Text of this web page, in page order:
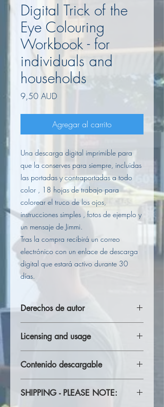
Digital Trick of the
Eye Colouring
Workbook - for
individuals and
households
9,50 AUDPrecio
Agregar al carrito
Una descarga digital imprimible para
que la conserves para siempre, incluidas
las portadas y contraportadas a todo
color , 18 hojas de trabajo para
colorear el truco de los ojos,
instrucciones simples , fotos de ejemplo y
un mensaje de Jimmi.
Tras la compra recibirá un correo
electrónico con un enlace de descarga
digital que estará activo durante 30
días.
Derechos de autor
Todos los derechos reservados.
Ninguna parte de esta publicación o
taller puede reproducirse, almacenarse
en un sistema de recuperación o
transmitirse por ningún medio, sin el
permiso previo por escrito del editor, ni
Licensing and usage
coloración de ojos de Jimmi&#39;s Trick
of the Eye para individuos y
hogares&quot; otorga licencia para uso
de individuos y hogares de hasta diez
Contenido descargable
Trick of the Eye Coloring Workbook y
SHIPPING - PLEASE NOTE: